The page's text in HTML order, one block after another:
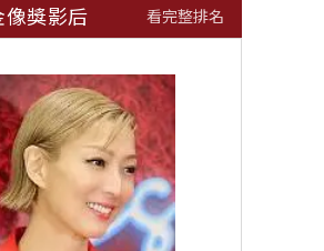
像獎影后 看完整排名